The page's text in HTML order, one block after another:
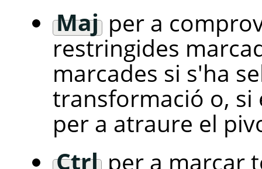
Majper a
restringides
marcades si s'ha
transformació o, si
per a atraure el
Ctrlper a marcar